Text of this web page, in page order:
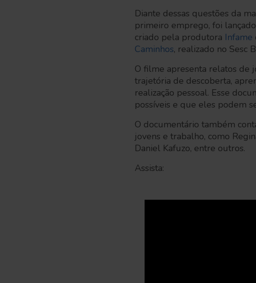
Diante dessas questões da
primeiro emprego, foi
criado pela produtora Infame
Caminhos, realizado no Sesc
O filme apresenta relatos de
trajetória de descoberta,
realização pessoal. Esse
possíveis e que eles podem
O documentário também
jovens e trabalho, como
Daniel Kafuzo, entre outros.
Assista: